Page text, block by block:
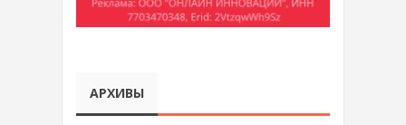
АРХИВЫ